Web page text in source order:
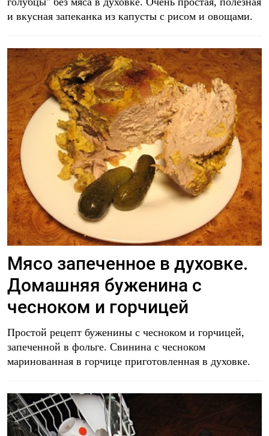
и вкусная запеканка из капусты с рисом и овощами.
Мясо запеченное в духовке.
Домашняя буженина с
чесноком и горчицей
Простой рецепт буженины с чесноком и горчицей,
запеченной в фольге. Свинина с чесноком
маринованная в горчице приготовленная в духовке.